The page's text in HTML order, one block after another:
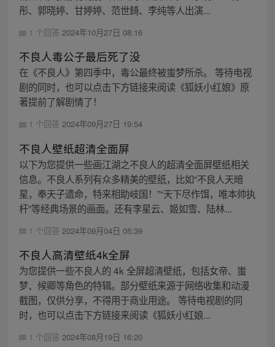
彤、郭晓婷、甘婷婷、范世錡、李纯等人出演...
1 个回答 2024年10月27日 08:16
不良人毒公子最后死了没
在《不良人》第四季中，毒公最终被蚩梦所杀。 等待电视
剧的同时，也可以点击下方链接来阅读《狐妖小红娘》原
著提前了解剧情了！
1 个回答 2024年09月27日 19:54
不良人壁纸超清全面屏
以下为您提供一些画江湖之不良人的超清全面屏壁纸相关
信息。不良人系列有众多精美的壁纸，比如“不良人天暗
星，奉天子遗命，特来相助岐国！”“天下尽作饵，唯本帅执
杆”等经典场景的画面。还有李星云、姬如雪、陆林...
1 个回答 2024年09月04日 05:39
不良人高清壁纸4k全屏
为您提供一些不良人的 4k 全屏超清壁纸，包括女帝、蚩
梦、候卿等角色的特辑。部分壁纸来源于网络收集和动漫
截图，仅供分享，不得用于商业用途。 等待电视剧的同
时，也可以点击下方链接来阅读《狐妖小红娘...
1 个回答 2024年08月19日 16:20